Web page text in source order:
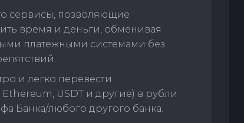
сервисы, позволяющие
время и деньги, обменивая
платежными системами без
и легко перевести
USDT и другие) в рубли
Банка/любого другого банка.